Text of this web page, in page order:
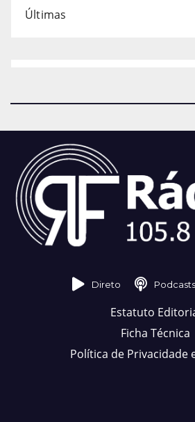
Últimas
Direto Podcasts
Estatuto
Ficha Técnica
Política de Privacidade